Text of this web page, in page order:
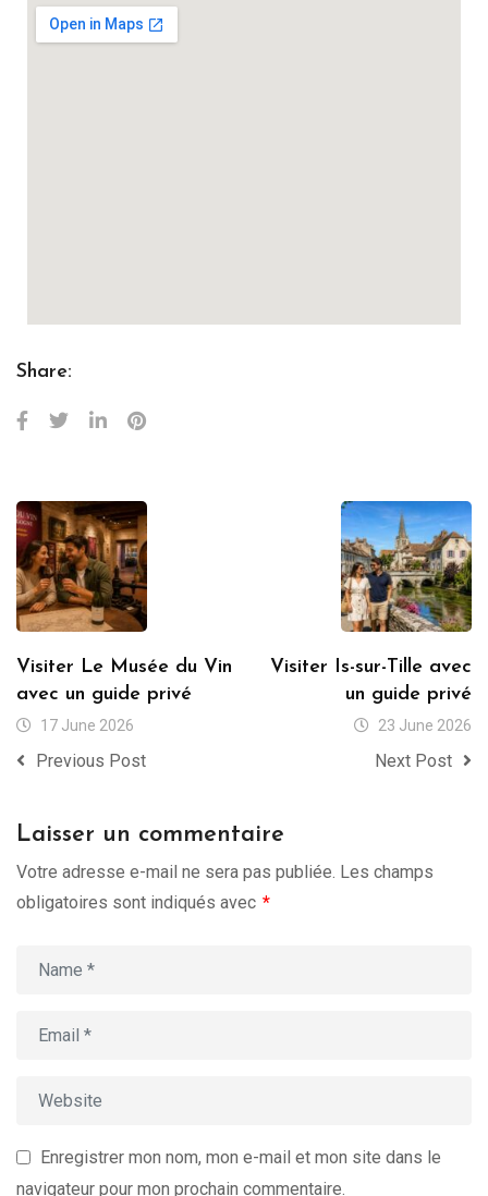
Share:
Visiter Le Musée du Vin
avec un guide privé
17 June 2026
Previous Post
Visiter Is-sur-Tille avec
un guide privé
23 June 2026
Next Post
Laisser un commentaire
Votre adresse e-mail ne sera pas publiée. Les champs
obligatoires sont indiqués avec *
Enregistrer mon nom, mon e-mail et mon site dans le
navigateur pour mon prochain commentaire.